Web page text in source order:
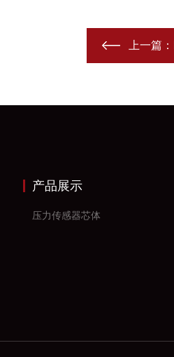
上一篇：
产品展示
压力传感器芯体